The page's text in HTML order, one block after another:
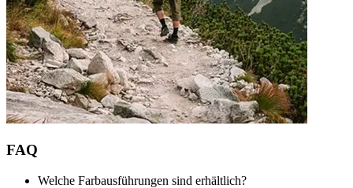
FAQ
Welche Farbausführungen sind erhältlich?